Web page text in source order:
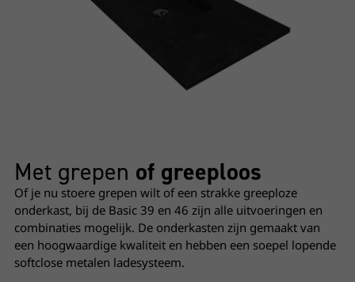
Met grepen of greeploos
Of je nu stoere grepen wilt of een strakke greeploze
onderkast, bij de Basic 39 en 46 zijn alle uitvoeringen en
combinaties mogelijk. De onderkasten zijn gemaakt van
een hoogwaardige kwaliteit en hebben een soepel lopende
softclose metalen ladesysteem.